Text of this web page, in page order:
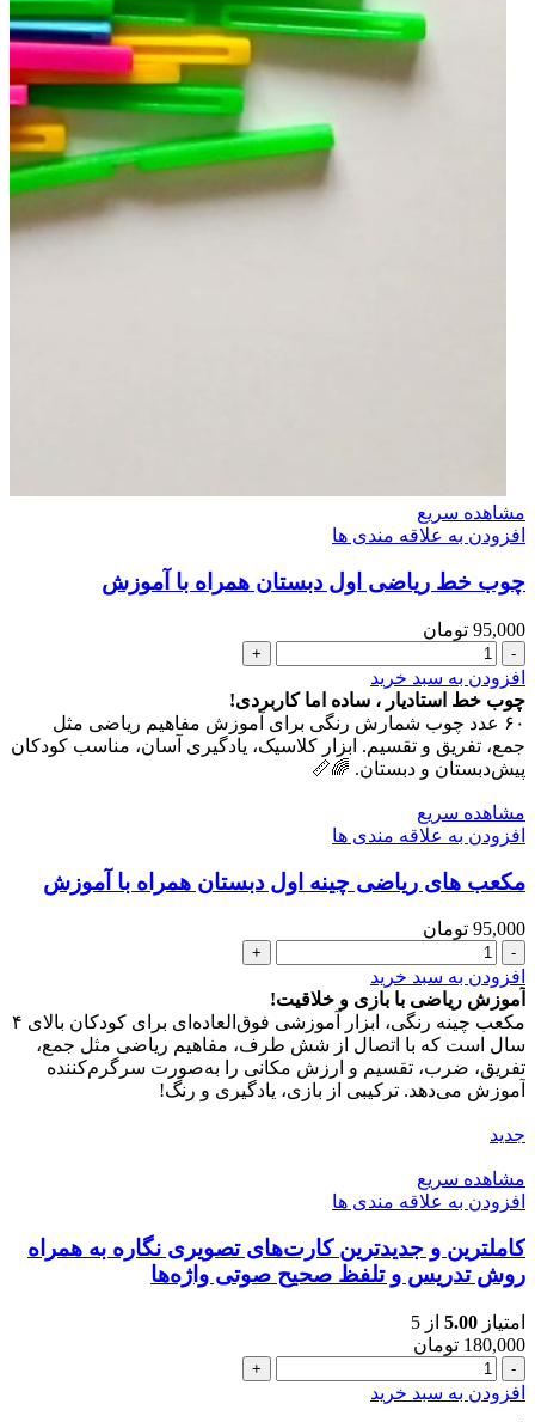
مشاهده سریع
افزودن به علاقه مندی ها
چوب خط ریاضی اول دبستان همراه با آموزش
95,000 تومان
چوب
خط
ریاضی
اول
دبستان
همراه
آموزش
عدد
افزودن به سبد خرید
چوب خط استادیار ، ساده اما کاربردی!
۶۰ عدد چوب شمارش رنگی برای آموزش مفاهیم ریاضی مثل
جمع، تفریق و تقسیم. ابزار کلاسیک، یادگیری آسان، مناسب کودکان
پیش‌دبستان و دبستان. 🌈📏
مشاهده سریع
افزودن به علاقه مندی ها
مکعب های ریاضی چینه اول دبستان همراه با آموزش
95,000 تومان
مکعب
های
ریاضی
چینه
اول
دبستان
همراه
آموزش
افزودن به سبد خرید
آموزش ریاضی با بازی و خلاقیت!
مکعب چینه رنگی، ابزار آموزشی فوق‌العاده‌ای برای کودکان بالای ۴
سال است که با اتصال از شش طرف، مفاهیم ریاضی مثل جمع،
تفریق، ضرب، تقسیم و ارزش مکانی را به‌صورت سرگرم‌کننده
آموزش می‌دهد. ترکیبی از بازی، یادگیری و رنگ!
جدید
مشاهده سریع
افزودن به علاقه مندی ها
کاملترین و جدیدترین کارت‌های تصویری نگاره به همراه
روش تدریس و تلفظ صحیح صوتی واژه‌ها
امتیاز 5.00 از 5
180,000 تومان
کاملترین
و
افزودن به سبد خرید